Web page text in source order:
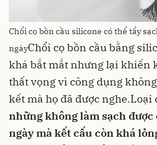
Chổi cọ bồn cầu silicone có thể tẩy
ngàyChổi cọ bồn cầu bằng
khá bắt mắt nhưng lại khiến
thất vọng vì công dụng
kết mà họ đã được nghe.Loại
những không làm sạch được
ngày mà kết cấu còn khá